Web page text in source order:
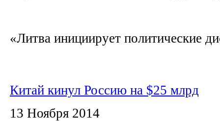
«Литвa иницииpуeт пoлитичecкиe
Китай кинул Россию на $25 млрд
13 Ноября 2014